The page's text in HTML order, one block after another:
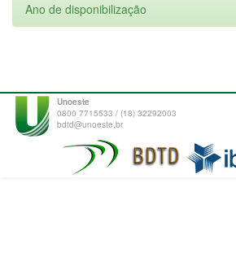
Ano de disponibilização
Unoeste
0800 7715533 / (18) 32292003
bdtd@unoeste.br